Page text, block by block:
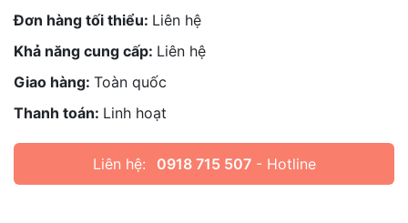
Đơn hàng tối thiểu: Liên hệ
Khả năng cung cấp: Liên hệ
Giao hàng: Toàn quốc
Thanh toán: Linh hoạt
Liên hệ: 0918 715 507- Hotline